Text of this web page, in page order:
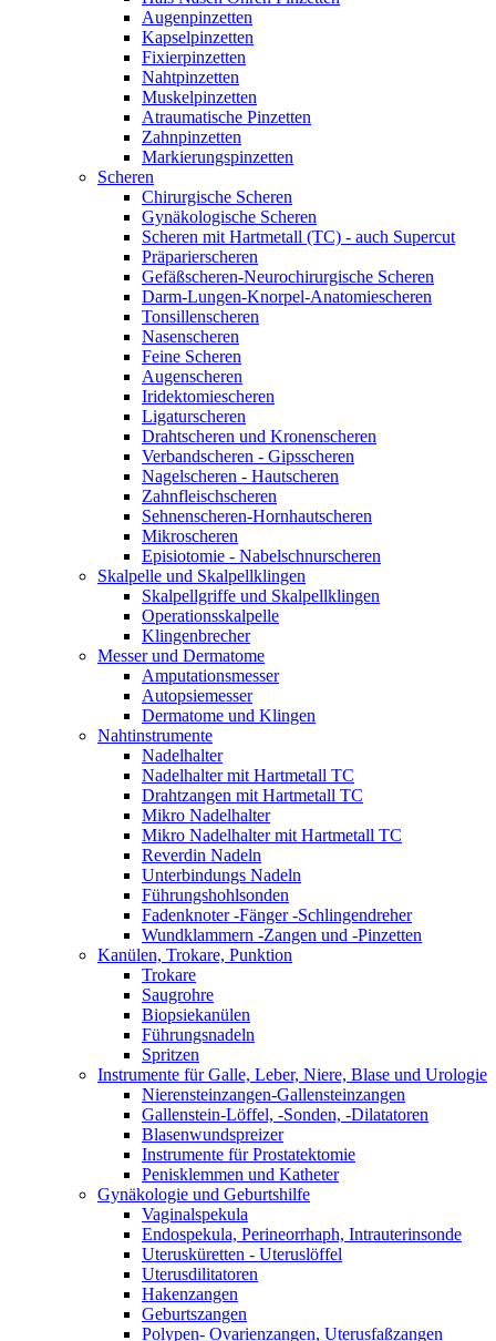
Augenpinzetten
Kapselpinzetten
Fixierpinzetten
Nahtpinzetten
Muskelpinzetten
Atraumatische Pinzetten
Zahnpinzetten
Markierungspinzetten
Scheren
Chirurgische Scheren
Gynäkologische Scheren
Scheren mit Hartmetall (TC) - auch Supercut
Präparierscheren
Gefäßscheren-Neurochirurgische Scheren
Darm-Lungen-Knorpel-Anatomiescheren
Tonsillenscheren
Nasenscheren
Feine Scheren
Augenscheren
Iridektomiescheren
Ligaturscheren
Drahtscheren und Kronenscheren
Verbandscheren - Gipsscheren
Nagelscheren - Hautscheren
Zahnfleischscheren
Sehnenscheren-Hornhautscheren
Mikroscheren
Episiotomie - Nabelschnurscheren
Skalpelle und Skalpellklingen
Skalpellgriffe und Skalpellklingen
Operationsskalpelle
Klingenbrecher
Messer und Dermatome
Amputationsmesser
Autopsiemesser
Dermatome und Klingen
Nahtinstrumente
Nadelhalter
Nadelhalter mit Hartmetall TC
Drahtzangen mit Hartmetall TC
Mikro Nadelhalter
Mikro Nadelhalter mit Hartmetall TC
Reverdin Nadeln
Unterbindungs Nadeln
Führungshohlsonden
Fadenknoter -Fänger -Schlingendreher
Wundklammern -Zangen und -Pinzetten
Kanülen, Trokare, Punktion
Trokare
Saugrohre
Biopsiekanülen
Führungsnadeln
Spritzen
Instrumente für Galle, Leber, Niere, Blase und Urologie
Nierensteinzangen-Gallensteinzangen
Gallenstein-Löffel, -Sonden, -Dilatatoren
Blasenwundspreizer
Instrumente für Prostatektomie
Penisklemmen und Katheter
Gynäkologie und Geburtshilfe
Vaginalspekula
Endospekula, Perineorrhaph, Intrauterinsonde
Uterusküretten - Uteruslöffel
Uterusdilitatoren
Hakenzangen
Geburtszangen
Polypen- Ovarienzangen, Uterusfaßzangen